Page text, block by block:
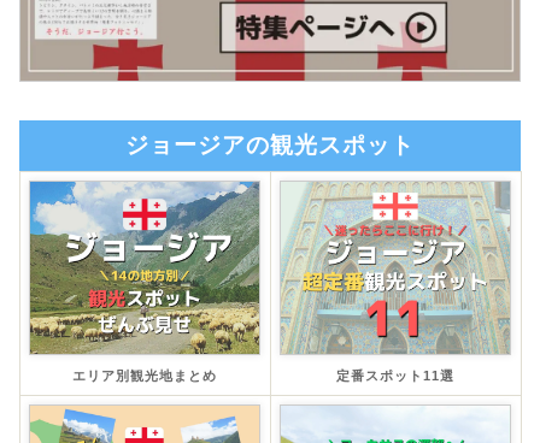
ジョージアの観光スポット
エリア別観光地まとめ 定番スポット11選